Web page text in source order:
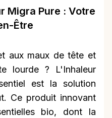
Migra Pure : Votre
Être
aux maux de tête et
lourde ? L'Inhaleur
est la solution
Ce produit innovant
bio, dont la